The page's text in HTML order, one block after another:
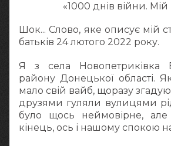
«1000 днів війни.
Шок... Слово, яке описує мій
батьків 24 лютого 2022 року.
Я з села Новопетриківка
району Донецької області.
мало свій вайб, щоразу
друзями гуляли вулицями
було щось неймовірне,
кінець, ось і нашому спокою